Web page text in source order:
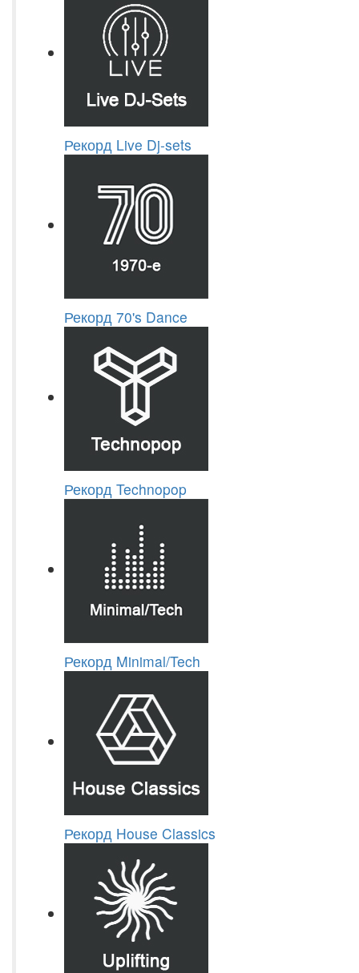
Рекорд Live Dj-sets
Рекорд 70's Dance
Рекорд Technopop
Рекорд Minimal/Tech
Рекорд House Classics